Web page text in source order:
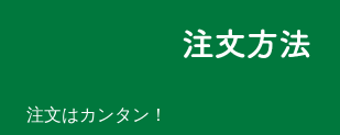
注文はカンタン！